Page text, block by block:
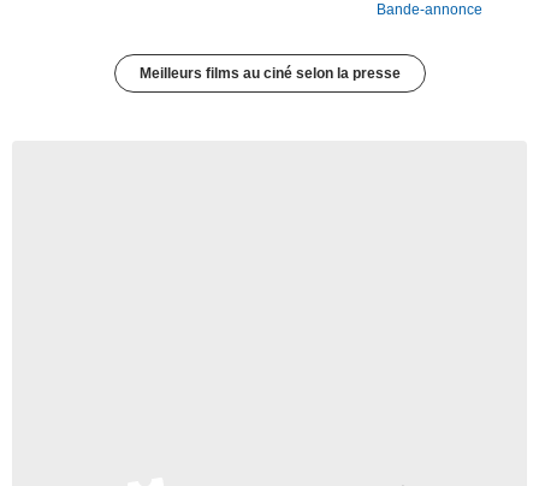
Bande-annonce
Meilleurs films au ciné selon la presse